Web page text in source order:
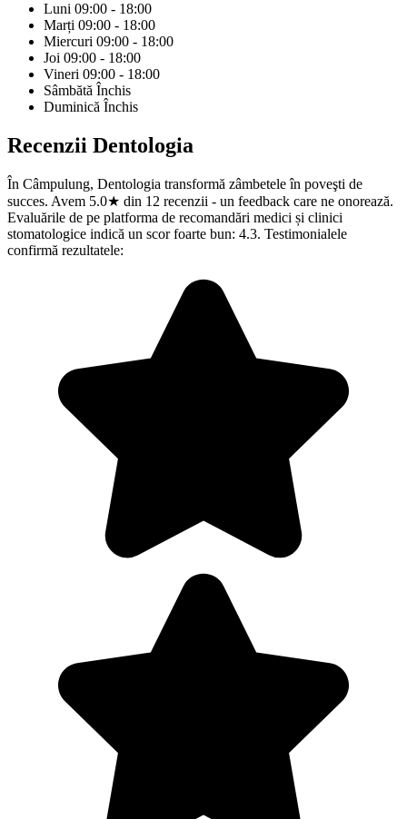
Luni 09:00 - 18:00
Marți 09:00 - 18:00
Miercuri 09:00 - 18:00
Joi 09:00 - 18:00
Vineri 09:00 - 18:00
Sâmbătă Închis
Duminică Închis
Recenzii Dentologia
În Câmpulung, Dentologia transformă zâmbetele în poveşti de
succes. Avem 5.0★ din 12 recenzii - un feedback care ne onorează.
Evaluările de pe platforma de recomandări medici și clinici
stomatologice indică un scor foarte bun: 4.3. Testimonialele
confirmă rezultatele: